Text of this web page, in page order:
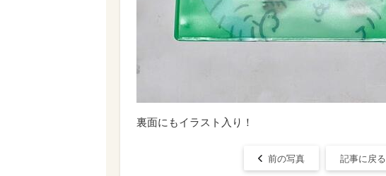
裏面にもイラスト入り！
前の写真 記事に戻る